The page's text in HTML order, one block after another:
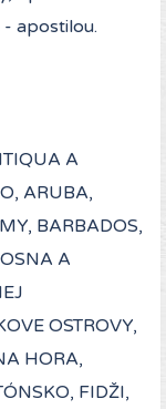
apostilou.
A
ARUBA,
BARBADOS,
A
OSTROVY,
HORA,
FIDŽI,